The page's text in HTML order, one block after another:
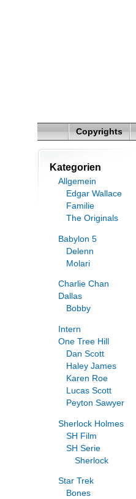
Copyrights
Kategorien
Allgemein
Edgar Wallace
Familie
The Originals
Babylon 5
Delenn
Molari
Charlie Chan
Dallas
Bobby
Intern
One Tree Hill
Dan Scott
Haley James
Karen Roe
Lucas Scott
Peyton Sawyer
Sherlock Holmes
SH Film
SH Serie
Sherlock
Star Trek
Bones